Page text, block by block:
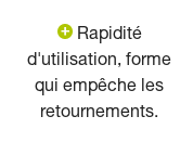
Rapidité
d'utilisation, forme
qui empêche les
retournements.